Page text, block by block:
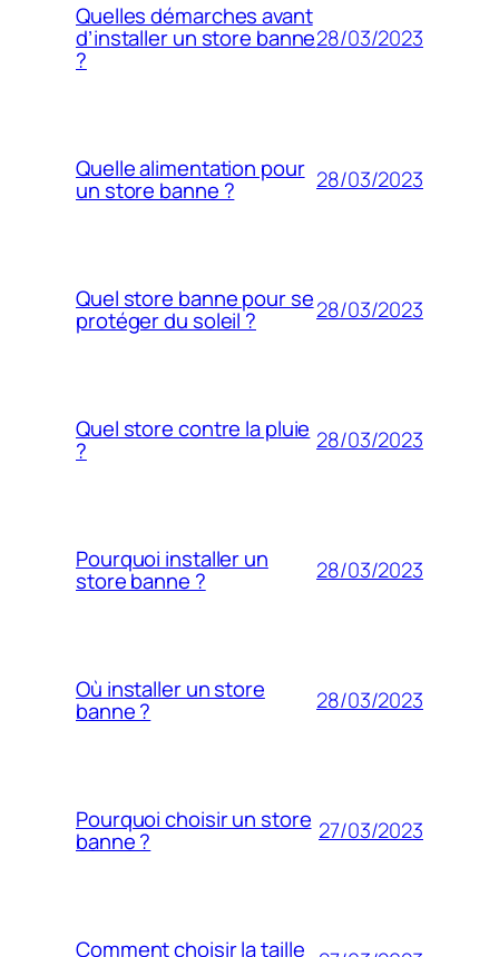
Quelles démarches avant
d’installer un store banne
?
28/03/2023
Quelle alimentation pour
un store banne ? 28/03/2023
Quel store banne pour se
protéger du soleil ? 28/03/2023
Quel store contre la pluie
? 28/03/2023
Pourquoi installer un
store banne ? 28/03/2023
Où installer un store
banne ? 28/03/2023
Pourquoi choisir un store
banne ? 27/03/2023
Comment choisir la taille